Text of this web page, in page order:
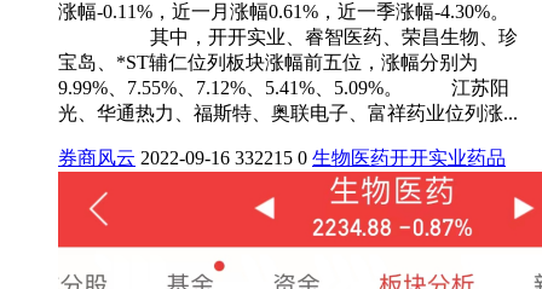
涨幅-0.11%，近一月涨幅0.61%，近一季涨幅-4.30%。
其中，开开实业、睿智医药、荣昌生物、珍
宝岛、*ST辅仁位列板块涨幅前五位，涨幅分别为
9.99%、7.55%、7.12%、5.41%、5.09%。 江苏阳
光、华通热力、福斯特、奥联电子、富祥药业位列涨...
券商风云 2022-09-16 332215 0 生物医药开开实业药品